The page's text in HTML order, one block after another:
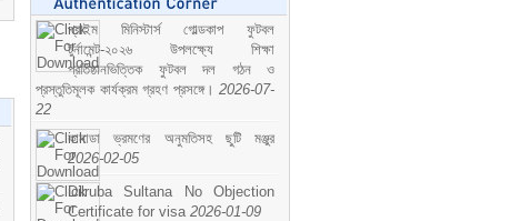
প্রাইম মিনিস্টার্স গোল্ডকাপ ফুটবল
টুর্নামেন্ট-২০২৬ উপলক্ষ্যে শিক্ষা
প্রতিষ্ঠানভিত্তিক ফুটবল দল গঠন ও
প্রস্তুতিমূলক কার্যক্রম গ্রহণ প্রসঙ্গে। 2026-07-
22
কানাডা ভ্রমণের অনুমতিসহ ছুটি মঞ্জুর
2026-02-05
Dilruba Sultana No Objection
Certificate for visa 2026-01-09